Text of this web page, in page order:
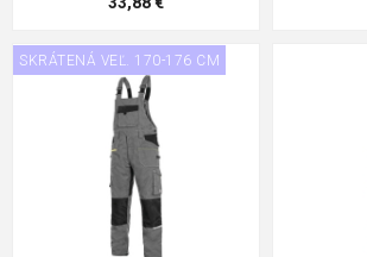
SKRÁTENÁ VEĽ. 170-176 CM